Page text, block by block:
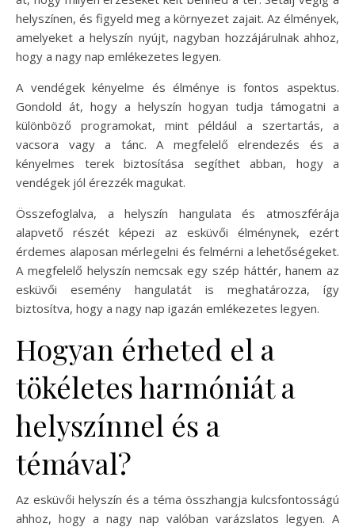
helyszínen, és figyeld meg a környezet zajait. Az élmények,
amelyeket a helyszín nyújt, nagyban hozzájárulnak ahhoz,
hogy a nagy nap emlékezetes legyen.
A vendégek kényelme és élménye is fontos aspektus.
Gondold át, hogy a helyszín hogyan tudja támogatni a
különböző programokat, mint például a szertartás, a
vacsora vagy a tánc. A megfelelő elrendezés és a
kényelmes terek biztosítása segíthet abban, hogy a
vendégek jól érezzék magukat.
Összefoglalva, a helyszín hangulata és atmoszférája
alapvető részét képezi az esküvői élménynek, ezért
érdemes alaposan mérlegelni és felmérni a lehetőségeket.
A megfelelő helyszín nemcsak egy szép háttér, hanem az
esküvői esemény hangulatát is meghatározza, így
biztosítva, hogy a nagy nap igazán emlékezetes legyen.
Hogyan érheted el a
tökéletes harmóniát a
helyszínnel és a
témával?
Az esküvői helyszín és a téma összhangja kulcsfontosságú
ahhoz, hogy a nagy nap valóban varázslatos legyen. A